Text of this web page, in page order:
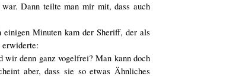
Dann teilte man mir mit, dass auch
Minuten kam der Sheriff, der als
erwiderte:
wir denn ganz vogelfrei? Man kann doch
aber, dass sie so etwas Ähnliches